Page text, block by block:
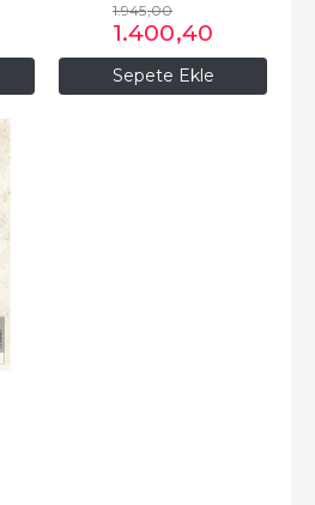
Sepete Ekle
1.945,00
1.400,40